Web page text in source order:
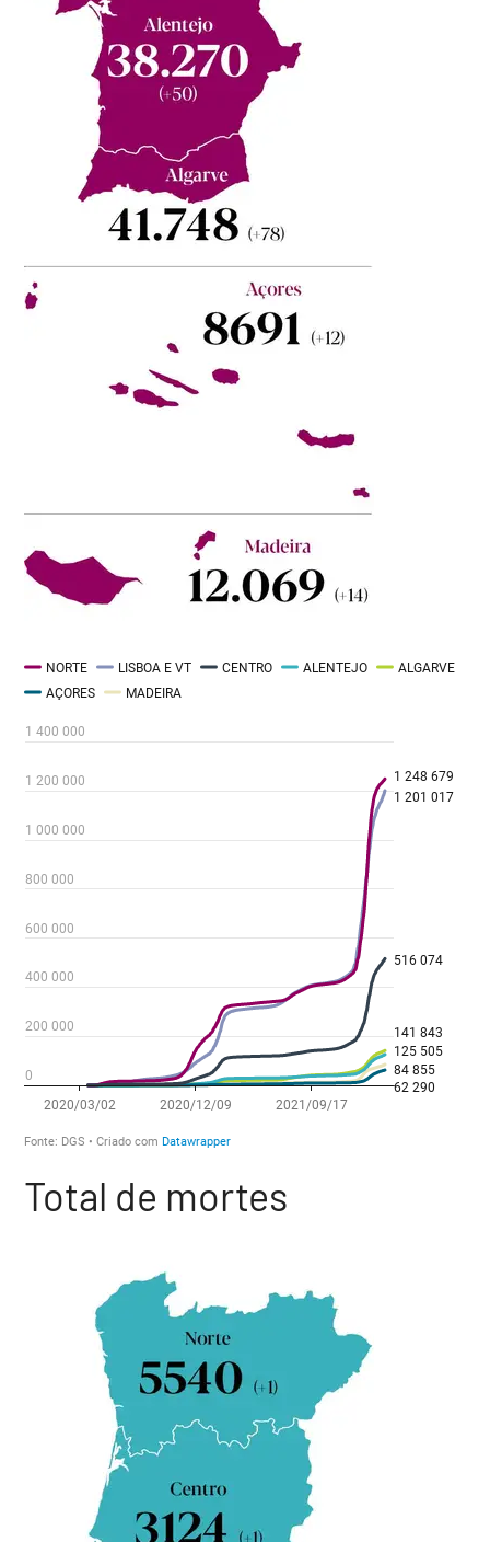
Total de mortes